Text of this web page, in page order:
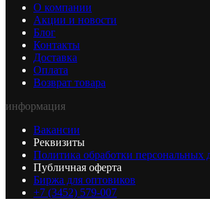
О компании
Акции и новости
Блог
Контакты
Доставка
Оплата
Возврат товара
информация
Вакансии
Реквизиты
Политика обработки персональных
Публичная оферта
Биржа для оптовиков
+7 (3452) 579-007